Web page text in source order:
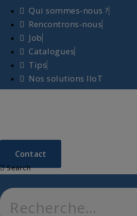
contenu
Qui sommes-nous ?
Rencontrons-nous
Job
Catalogues
Tips
Nos solutions IIoT
Contact
Search